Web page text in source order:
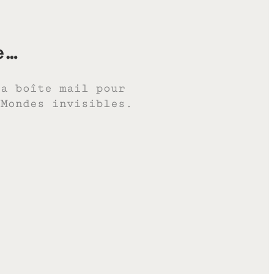
boîte mail pour
invisibles.